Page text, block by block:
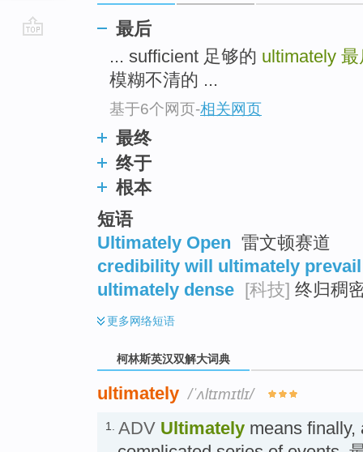
最后
... sufficient 足够的 ultimately 最
模糊不清的 ...
基于6个网页-相关网页
最终
终于
根本
短语
Ultimately Open 雷文顿赛道
credibility will ultimately prevail
ultimately dense [科技] 终归稠
更多网络短语
柯林斯英汉双解大词典
ultimately /ˈʌltɪmɪtlɪ/
1. ADV Ultimately means finally,